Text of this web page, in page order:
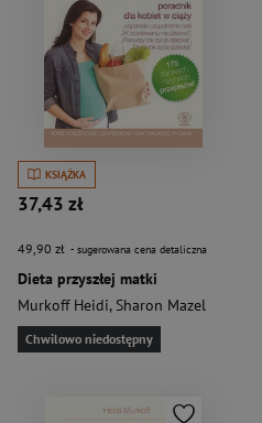
KSIĄŻKA
37,43 zł
49,90 zł - sugerowana cena detaliczna
Dieta przyszłej matki
Murkoff Heidi, Sharon Mazel
Chwilowo niedostępny